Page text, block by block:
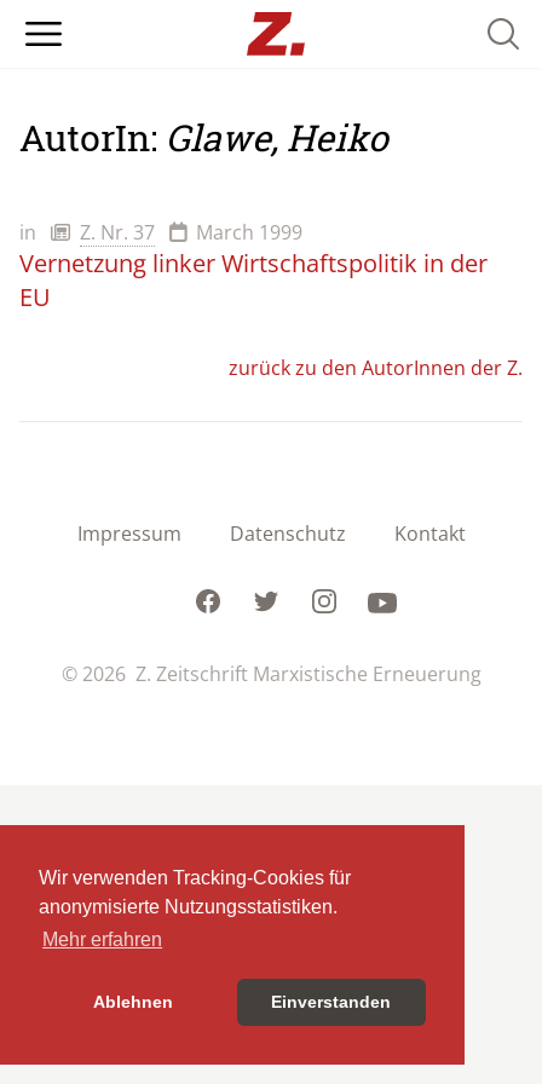
Wir verwenden Tracking-Cookies für
anonymisierte Nutzungsstatistiken.
Mehr erfahren
Ablehnen Einverstanden
AutorIn: Glawe, Heiko
in Z. Nr. 37 March 1999
Vernetzung linker Wirtschaftspolitik in der
EU
zurück zu den AutorInnen der Z.
Impressum Datenschutz Kontakt
FacebookTwitterInstagramYoutube
© 2026 Z. Zeitschrift Marxistische Erneuerung